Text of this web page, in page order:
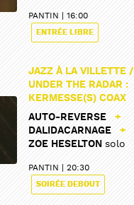
PANTIN 16:00
ENTRÉE LIBRE
JAZZ À LA VILLETTE /
UNDER THE RADAR :
KERMESSE(S) COAX
AUTO-REVERSE
+
DALIDACARNAGE
+
ZOE HESELTON solo
PANTIN 20:30
SOIRÉE DEBOUT